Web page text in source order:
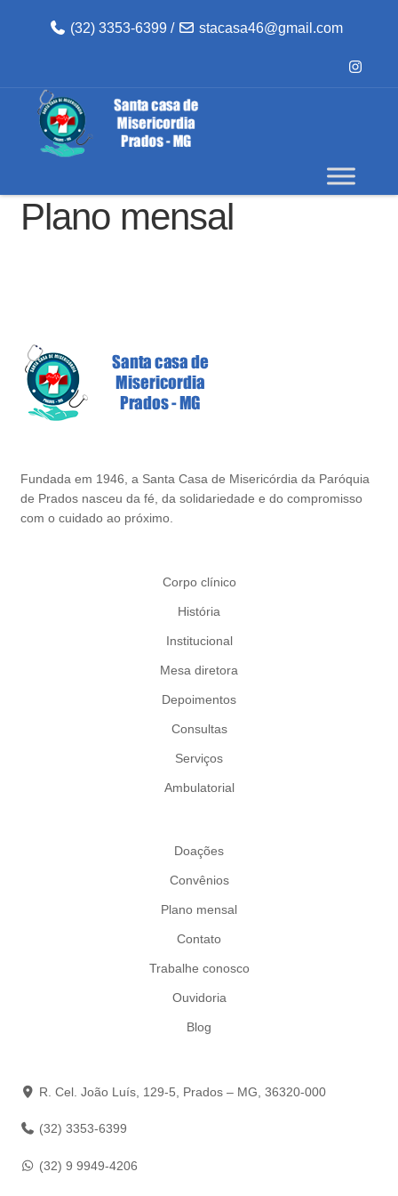
(32) 3353-6399 / stacasa46@gmail.com
Plano mensal
Fundada em 1946, a Santa Casa de Misericórdia da Paróquia
de Prados nasceu da fé, da solidariedade e do compromisso
com o cuidado ao próximo.
Corpo clínico
História
Institucional
Mesa diretora
Depoimentos
Consultas
Serviços
Ambulatorial
Doações
Convênios
Plano mensal
Contato
Trabalhe conosco
Ouvidoria
Blog
R. Cel. João Luís, 129-5, Prados – MG, 36320-000
(32) 3353-6399
(32) 9 9949-4206